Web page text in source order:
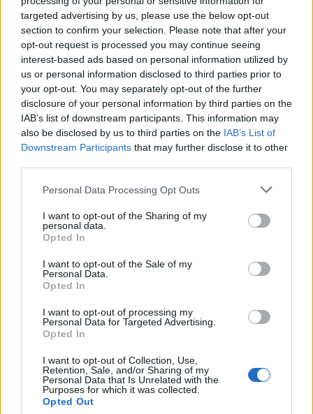
targeted advertising by us, please use the below opt-out
section to confirm your selection. Please note that after your
opt-out request is processed you may continue seeing
interest-based ads based on personal information utilized by
us or personal information disclosed to third parties prior to
your opt-out. You may separately opt-out of the further
disclosure of your personal information by third parties on the
IAB’s list of downstream participants. This information may
also be disclosed by us to third parties on the IAB’s List of
Downstream Participants that may further disclose it to other
Personal Data Processing Opt Outs
I want to opt-out of the Sharing of my
personal data.
Opted In
I want to opt-out of the Sale of my
Personal Data.
Opted In
I want to opt-out of processing my
Personal Data for Targeted Advertising.
Opted In
I want to opt-out of Collection, Use,
Retention, Sale, and/or Sharing of my
Personal Data that Is Unrelated with the
Purposes for which it was collected.
Opted Out
respetará las compras digitales de sus usuarios,
la desaparición del formato físico reduce las
alternativas disponibles y aumenta la
dependencia del ecosistema cerrado de
PlayStation.
Publicidad